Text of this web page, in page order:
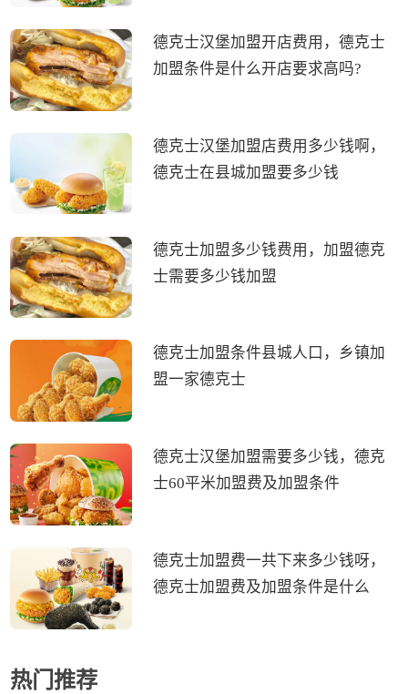
德克士汉堡加盟开店费用，德克士
加盟条件是什么开店要求高吗?
德克士汉堡加盟店费用多少钱啊，
德克士在县城加盟要多少钱
德克士加盟多少钱费用，加盟德克
士需要多少钱加盟
德克士加盟条件县城人口，乡镇加
盟一家德克士
德克士汉堡加盟需要多少钱，德克
士60平米加盟费及加盟条件
德克士加盟费一共下来多少钱呀，
德克士加盟费及加盟条件是什么
热门推荐